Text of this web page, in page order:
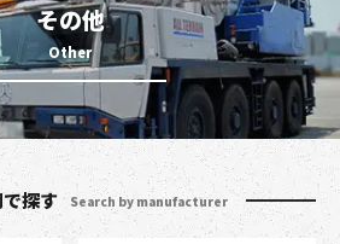
その他
探す Search by manufacturer